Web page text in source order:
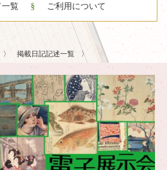
一覧 ご利用について
掲載日記記述一覧